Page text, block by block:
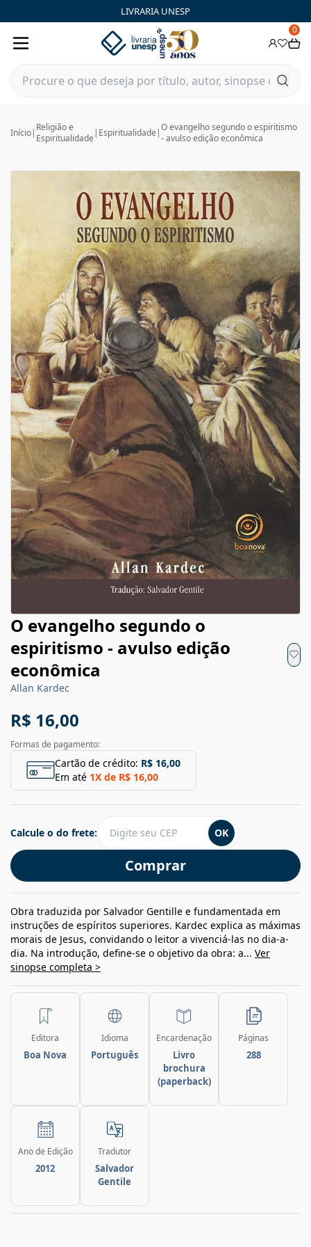
LIVRARIA UNESP
0
Início| Religião e
Espiritualidade | Espiritualidade |O evangelho segundo o espiritismo
- avulso edição econômica
O evangelho segundo o
espiritismo - avulso edição
econômica
Allan Kardec
R$ 16,00
Formas de pagamento:
Cartão de crédito: R$ 16,00
Em até 1X de R$ 16,00
Comprar
Calcule o do frete: OK
Obra traduzida por Salvador Gentille e fundamentada em
instruções de espíritos superiores. Kardec explica as máximas
morais de Jesus, convidando o leitor a vivenciá-las no dia-a-
dia. Na introdução, define-se o objetivo da obra: a... Ver
sinopse completa >
Editora
Boa Nova
Idioma
Português
Encardenação
Livro
brochura
(paperback)
Páginas
288
Ano de Edição
2012
Tradutor
Salvador
Gentile